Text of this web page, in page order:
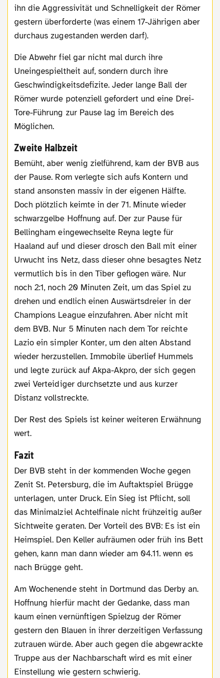
ihn die Aggressivität und Schnelligkeit der Römer
gestern überforderte (was einem 17-Jährigen aber
durchaus zugestanden werden darf).
Die Abwehr fiel gar nicht mal durch ihre
Uneingespieltheit auf, sondern durch ihre
Geschwindigkeitsdefizite. Jeder lange Ball der
Römer wurde potenziell gefordert und eine Drei-
Tore-Führung zur Pause lag im Bereich des
Möglichen.
Zweite Halbzeit
Bemüht, aber wenig zielführend, kam der BVB aus
der Pause. Rom verlegte sich aufs Kontern und
stand ansonsten massiv in der eigenen Hälfte.
Doch plötzlich keimte in der 71. Minute wieder
schwarzgelbe Hoffnung auf. Der zur Pause für
Bellingham eingewechselte Reyna legte für
Haaland auf und dieser drosch den Ball mit einer
Urwucht ins Netz, dass dieser ohne besagtes Netz
vermutlich bis in den Tiber geflogen wäre. Nur
noch 2:1, noch 20 Minuten Zeit, um das Spiel zu
drehen und endlich einen Auswärtsdreier in der
Champions League einzufahren. Aber nicht mit
dem BVB. Nur 5 Minuten nach dem Tor reichte
Lazio ein simpler Konter, um den alten Abstand
wieder herzustellen. Immobile überlief Hummels
und legte zurück auf Akpa-Akpro, der sich gegen
zwei Verteidiger durchsetzte und aus kurzer
Distanz vollstreckte.
Der Rest des Spiels ist keiner weiteren Erwähnung
wert.
Fazit
Der BVB steht in der kommenden Woche gegen
Zenit St. Petersburg, die im Auftaktspiel Brügge
unterlagen, unter Druck. Ein Sieg ist Pflicht, soll
das Minimalziel Achtelfinale nicht frühzeitig außer
Sichtweite geraten. Der Vorteil des BVB: Es ist ein
Heimspiel. Den Keller aufräumen oder früh ins Bett
gehen, kann man dann wieder am 04.11. wenn es
nach Brügge geht.
Am Wochenende steht in Dortmund das Derby an.
Hoffnung hierfür macht der Gedanke, dass man
kaum einen vernünftigen Spielzug der Römer
gestern den Blauen in ihrer derzeitigen Verfassung
zutrauen würde. Aber auch gegen die abgewrackte
Truppe aus der Nachbarschaft wird es mit einer
Einstellung wie gestern schwierig.